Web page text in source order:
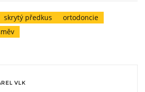
skrytý předkus
ortodoncie
VLK